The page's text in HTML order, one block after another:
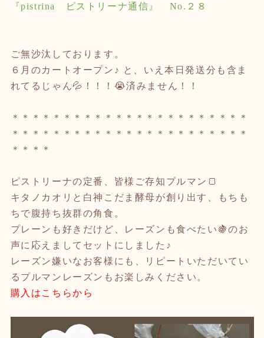
『pistrina ピストリーナ通信』 No. ２８
ご無沙汰しております。
６月のカートオープン♪ と、いえ本日発送分も含ま
れてるじゃん💦！！！😭済みません！！
＊＊＊＊＊＊＊＊＊＊＊＊＊＊＊＊＊＊＊＊＊＊＊
＊＊＊＊＊＊＊＊＊＊＊＊＊＊＊＊＊＊＊＊＊＊＊
＊＊＊＊
ピストリーナの定番、皆様ご存知プルマン🍞
キタノカオリと白神こだま酵母が創り出す、もちも
ちで腹持ち抜群の角食。
プレーンも好きだけど、レーズンも食べたい🍇のお
声に応えましてセットにしました♪
レーズン嫌いなお客様にも、リピートいただいてい
るプルマンレーズンもお楽しみください。
購入はこちらから